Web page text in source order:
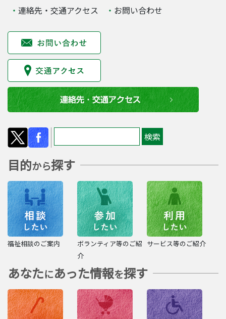
連絡先・交通アクセス お問い合わせ
目的から探す
福祉相談のご案内
ボランティア等のご紹
介
サービス等のご紹介
あなたにあった情報を探す